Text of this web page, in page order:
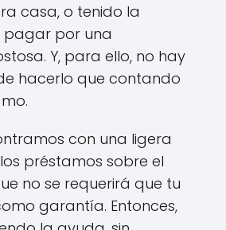
casa, o tenido la
pagar por una
Y, para ello, no hay
hacerlo que contando
con una ligera
préstamos sobre el
no se requerirá que tu
garantía. Entonces,